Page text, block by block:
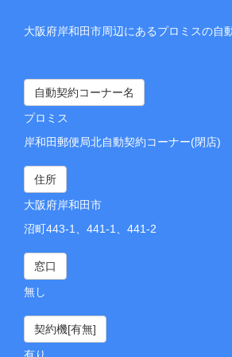
大阪府岸和田市周辺にあるプロミスの自
自動契約コーナー名
プロミス
岸和田郵便局北自動契約コーナー(閉店)
住所
大阪府岸和田市
沼町443-1、441-1、441-2
窓口
無し
契約機[有無]
有り